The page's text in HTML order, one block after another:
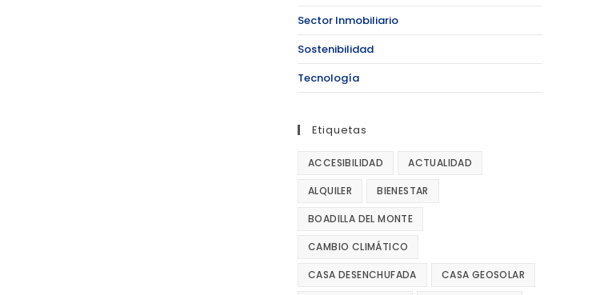
Sector Inmobiliario
Sostenibilidad
Tecnología
Etiquetas
ACCESIBILIDAD ACTUALIDAD
ALQUILER BIENESTAR
BOADILLA DEL MONTE
CAMBIO CLIMÁTICO
CASA DESENCHUFADA CASA GEOSOLAR